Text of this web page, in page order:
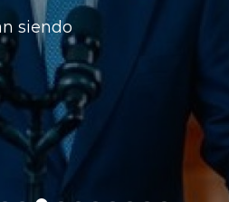
siendo